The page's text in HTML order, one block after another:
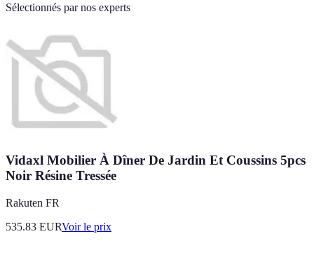
Sélectionnés par nos experts
Vidaxl Mobilier À Dîner De Jardin Et Coussins 5pcs
Noir Résine Tressée
Rakuten FR
535.83 EURVoir le prix